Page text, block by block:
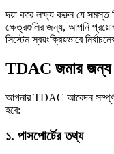
দয়া করে লক্ষ্য করুন যে সমস্ত
ক্ষেত্রগুলির জন্য, আপনি
সিস্টেম স্বয়ংক্রিয়ভাবে
TDAC জমার জন্য
আপনার TDAC আবেদন
হবে:
১. পাসপোর্টের তথ্য